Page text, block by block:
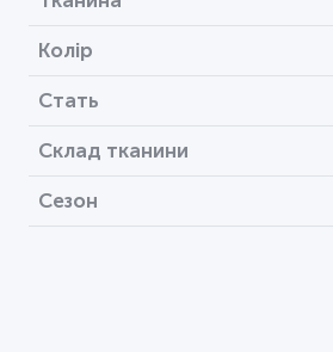
Колір
Стать
Склад тканини
Сезон